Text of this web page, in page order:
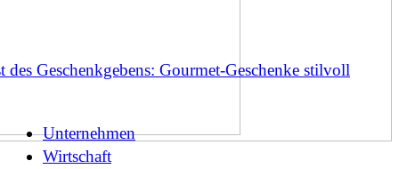
des Geschenkgebens: Gourmet-Geschenke stilvoll
Unternehmen
Wirtschaft